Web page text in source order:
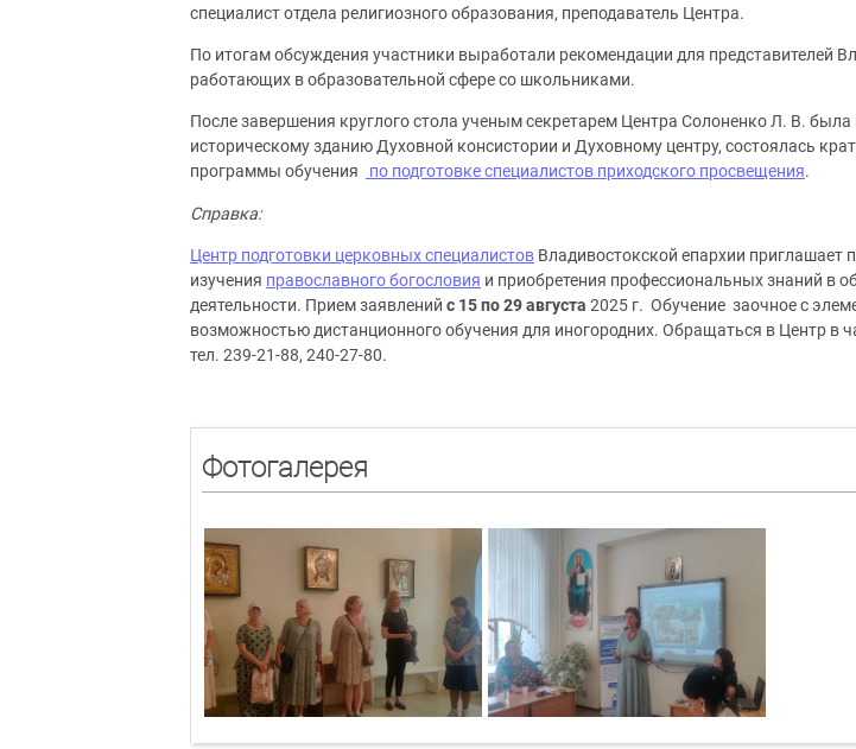
специалист отдела религиозного образования, преподаватель Центра.
По итогам обсуждения участники выработали рекомендации для представителей
работающих в образовательной сфере со школьниками.
После завершения круглого стола ученым секретарем Центра Солоненко Л. В. была
историческому зданию Духовной консистории и Духовному центру, состоялась
программы обучения
по подготовке специалистов приходского просвещения.
Справка:
Центр подготовки церковных специалистов Владивостокской епархии приглашает
изучения православного богословия и приобретения профессиональных знаний в
деятельности. Прием заявлений с 15 по 29 августа 2025 г. Обучение заочное с
возможностью дистанционного обучения для иногородних. Обращаться в Центр в
тел. 239-21-88, 240-27-80.
Фотогалерея